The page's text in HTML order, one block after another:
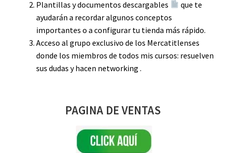
Plantillas y documentos descargables
que te
ayudarán a recordar algunos conceptos
importantes o a configurar tu tienda más rápido.
Acceso al grupo exclusivo de los Mercatitlenses
donde los miembros de todos mis cursos: resuelven
sus dudas y hacen networking .
PAGINA DE VENTAS